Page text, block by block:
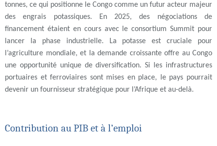
tonnes, ce qui positionne le Congo comme un futur acteur majeur
des engrais potassiques. En 2025, des négociations de
financement étaient en cours avec le consortium Summit pour
lancer la phase industrielle. La potasse est cruciale pour
l’agriculture mondiale, et la demande croissante offre au Congo
une opportunité unique de diversification. Si les infrastructures
portuaires et ferroviaires sont mises en place, le pays pourrait
devenir un fournisseur stratégique pour l’Afrique et au-delà.
Contribution au PIB et à l’emploi